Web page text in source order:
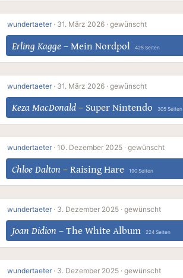
wundertaeter · 31. März 2026 · gewünscht
Erling Kagge – Mein Nordpol 425 Seiten
wundertaeter · 31. März 2026 · gewünscht
Keza MacDonald – Super Nintendo 305 Seiten
wundertaeter · 10. Dezember 2025 · gewünscht
Chloe Dalton – Raising Hare 190 Seiten
wundertaeter · 3. Dezember 2025 · gewünscht
Joan Didion – The White Album 224 Seiten
wundertaeter · 3. Dezember 2025 · gewünscht